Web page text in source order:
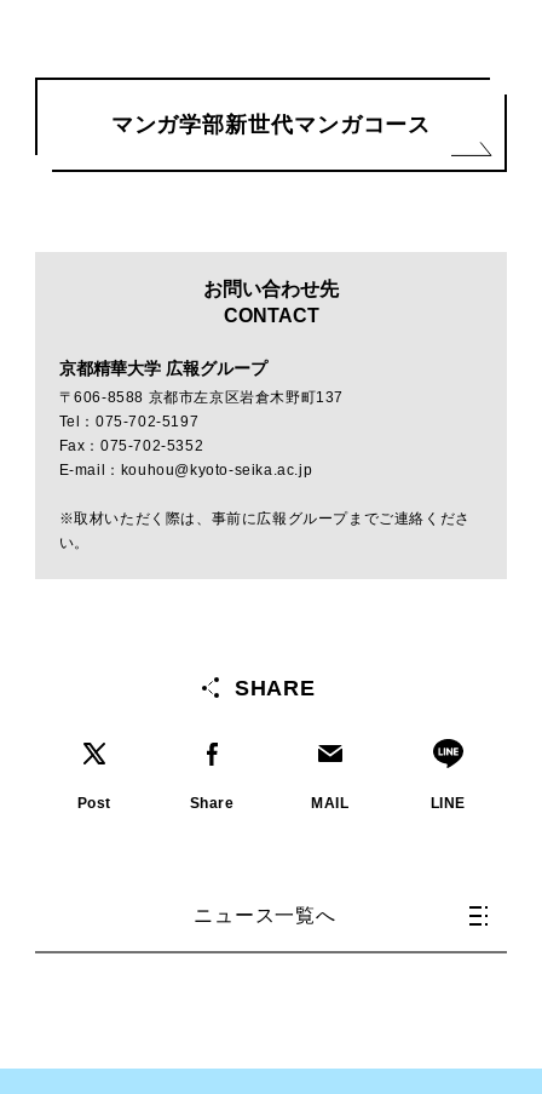
マンガ学部新世代マンガコース
お問い合わせ先
CONTACT
京都精華大学 広報グループ
〒606-8588 京都市左京区岩倉木野町137
Tel：075-702-5197
Fax：075-702-5352
E-mail：kouhou@kyoto-seika.ac.jp
※取材いただく際は、事前に広報グループまでご連絡くださ
い。
SHARE
Post Share MAIL LINE
ニュース一覧へ